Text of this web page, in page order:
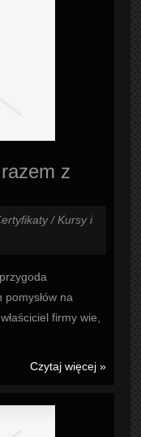
z
/ Kursy i
na
firmy wie,
Czytaj więcej »